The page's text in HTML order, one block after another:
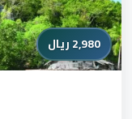
2,980 ريال